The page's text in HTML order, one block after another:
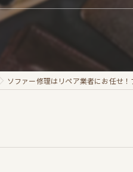
レザージ
ソファー修理はリペア業者にお任せ